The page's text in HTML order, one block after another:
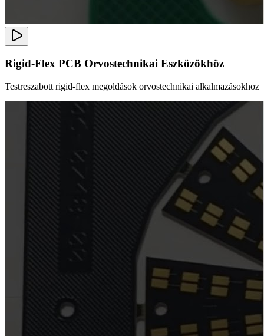
Rigid-Flex PCB Orvostechnikai Eszközökhöz
Testreszabott rigid-flex megoldások orvostechnikai alkalmazásokhoz